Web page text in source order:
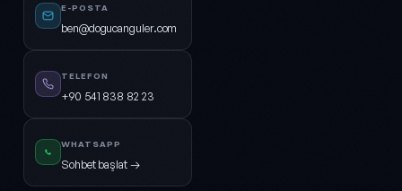
E-POSTA
ben@dogucanguler.com
TELEFON
+90 541 838 82 23
WHATSAPP
Sohbet başlat →